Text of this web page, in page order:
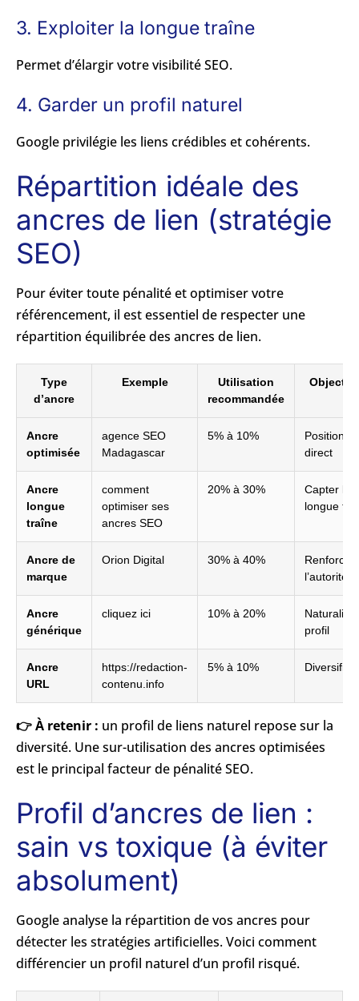
3. Exploiter la longue traîne
Permet d’élargir votre visibilité SEO.
4. Garder un profil naturel
Google privilégie les liens crédibles et cohérents.
Répartition idéale des
ancres de lien (stratégie
SEO)
Pour éviter toute pénalité et optimiser votre
référencement, il est essentiel de respecter une
répartition équilibrée des ancres de lien.
Type
d’ancre
Exemple
Utilisation
recommandée
Objectif
Ancre
optimisée
agence SEO
Madagascar
5% à 10%
direct
Ancre
longue
traîne
comment
optimiser ses
ancres SEO
20% à 30%
Capter la
longue
Ancre de
marque
Orion Digital 30% à 40%
Renforcer
l’autorité
Ancre
générique
cliquez ici 10% à 20%
profil
Ancre
URL
https://redaction-
contenu.info
5% à 10%
👉 À retenir : un profil de liens naturel repose sur la
diversité. Une sur-utilisation des ancres optimisées
est le principal facteur de pénalité SEO.
Profil d’ancres de lien :
sain vs toxique (à éviter
absolument)
Google analyse la répartition de vos ancres pour
détecter les stratégies artificielles. Voici comment
différencier un profil naturel d’un profil risqué.